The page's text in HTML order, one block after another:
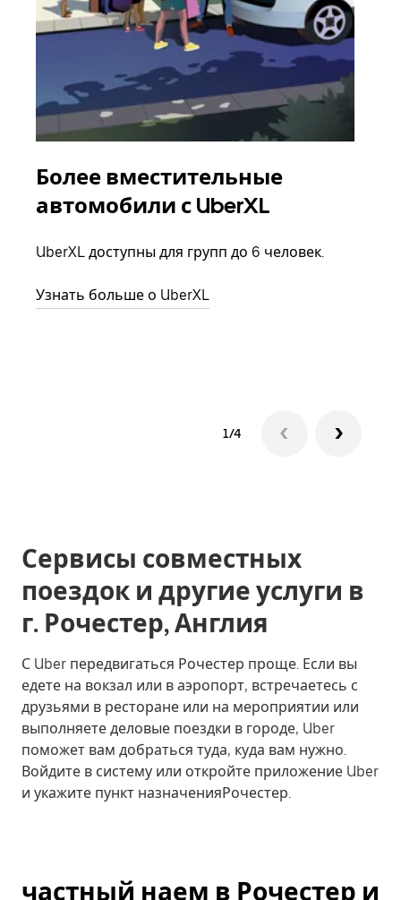
Более вместительные
автомобили с UberXL
UberXL доступны для групп до 6 человек.
Узнать больше о UberXL
1/4
Сервисы совместных
поездок и другие услуги в
г. Рочестер, Англия
С Uber передвигаться Рочестер проще. Если вы
едете на вокзал или в аэропорт, встречаетесь с
друзьями в ресторане или на мероприятии или
выполняете деловые поездки в городе, Uber
поможет вам добраться туда, куда вам нужно.
Войдите в систему или откройте приложение Uber
и укажите пункт назначенияРочестер.
частный наем в Рочестер и